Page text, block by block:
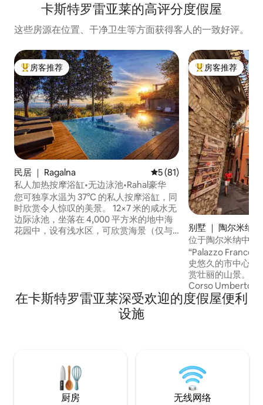
卡斯特罗雷亚莱的高评分度假屋
这些房源在位置、干净卫生等方面获得客人的一致好评。
热门「房客推荐」
房客推荐
民居 ｜ Ragalna 平均评分 5 分（满分 5 分）
5 (81)
私人加热按摩浴缸•无边泳池•Rahal豪华
您可独享水温为 37°C 的私人按摩浴缸，同
时欣赏令人惊叹的美景。 12×7 米的咸水无
边际泳池，坐落在 4,000 平方米的地中海
花园中，设有浅水区，可欣赏海景（仅与
您带来独一无二的住宿体验。 探索西西里
岛东部的完美基地
热门「房客推荐」
房客推荐
别墅 ｜ 陶尔米纳
位于陶尔米纳中心
“Palazzo
史悠久的市中心最
赏壮丽的山景。
Corso Umberto、
都在附近（步行1-
停车位距离仅200
在卡斯特罗雷亚莱深受欢迎的度假屋便利
设施
厨房 无线网络